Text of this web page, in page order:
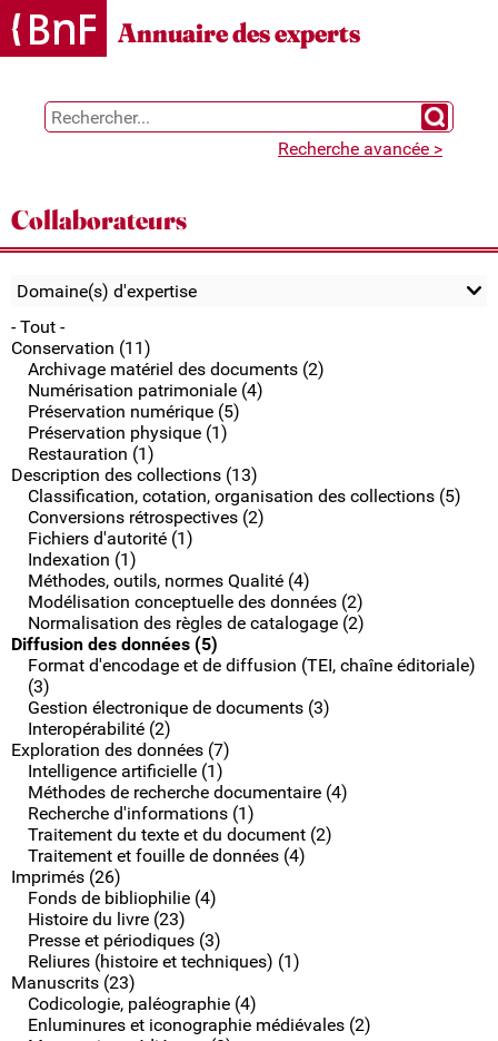
Gestion des cookies
Annuaire des experts
Chercher
Recherche avancée >
Collaborateurs
Domaine(s) d'expertise
- Tout -
Conservation (11)
Archivage matériel des documents (2)
Numérisation patrimoniale (4)
Préservation numérique (5)
Préservation physique (1)
Restauration (1)
Description des collections (13)
Classification, cotation, organisation des collections (5)
Conversions rétrospectives (2)
Fichiers d'autorité (1)
Indexation (1)
Méthodes, outils, normes Qualité (4)
Modélisation conceptuelle des données (2)
Normalisation des règles de catalogage (2)
Diffusion des données (5)
Format d'encodage et de diffusion (TEI, chaîne éditoriale)
(3)
Gestion électronique de documents (3)
Interopérabilité (2)
Exploration des données (7)
Intelligence artificielle (1)
Méthodes de recherche documentaire (4)
Recherche d'informations (1)
Traitement du texte et du document (2)
Traitement et fouille de données (4)
Imprimés (26)
Fonds de bibliophilie (4)
Histoire du livre (23)
Presse et périodiques (3)
Reliures (histoire et techniques) (1)
Manuscrits (23)
Codicologie, paléographie (4)
Enluminures et iconographie médiévales (2)